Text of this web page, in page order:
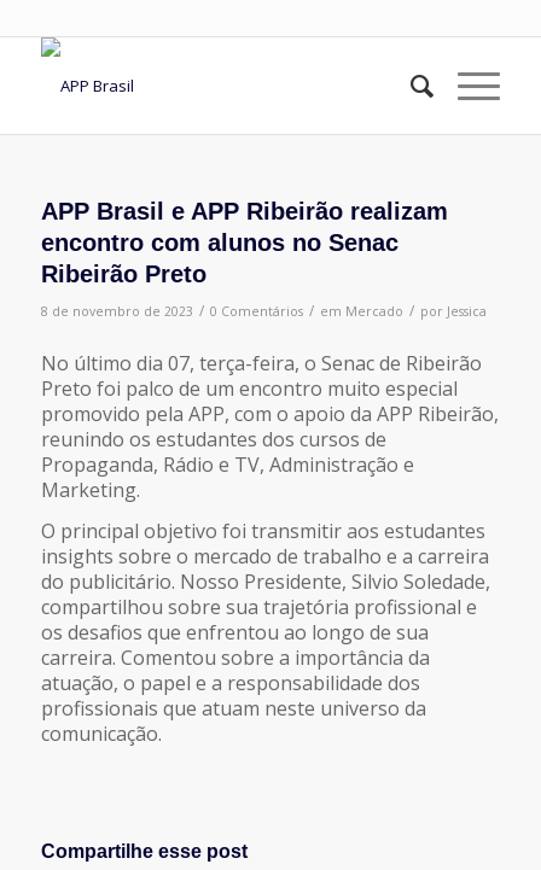
APP Brasil e APP Ribeirão realizam
encontro com alunos no Senac
Ribeirão Preto
8 de novembro de 2023 / 0 Comentários / em Mercado / por Jessica
No último dia 07, terça-feira, o Senac de Ribeirão
Preto foi palco de um encontro muito especial
promovido pela APP, com o apoio da APP Ribeirão,
reunindo os estudantes dos cursos de
Propaganda, Rádio e TV, Administração e
Marketing.
O principal objetivo foi transmitir aos estudantes
insights sobre o mercado de trabalho e a carreira
do publicitário. Nosso Presidente, Silvio Soledade,
compartilhou sobre sua trajetória profissional e
os desafios que enfrentou ao longo de sua
carreira. Comentou sobre a importância da
atuação, o papel e a responsabilidade dos
profissionais que atuam neste universo da
comunicação.
Compartilhe esse post